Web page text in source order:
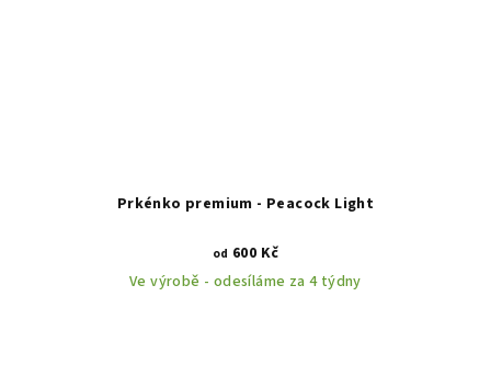
Prkénko premium - Peacock Light
od 600 Kč
Ve výrobě - odesíláme za 4 týdny